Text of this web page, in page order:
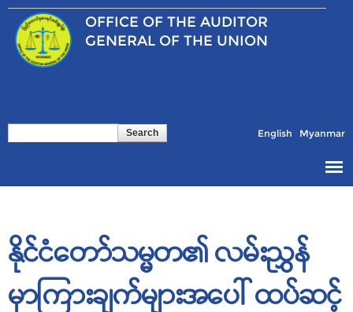
Skip to
main
content
OFFICE OF THE AUDITOR
GENERAL OF THE UNION
Search form English Myanmar
နိုင်ငံတော်သမ္မတ၏ လမ်းညွှန်
မှာကြားချက်များအပေါ် ထပ်ဆင့်